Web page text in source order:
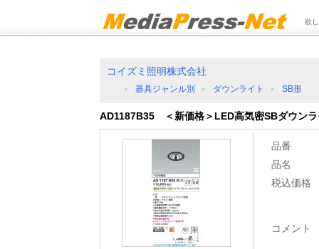
欲
コイズミ照明株式会社
器具ジャンル別 ダウンライト SB形
AD1187B35 ＜新価格＞LED高気密SBダウンラ
品番
品名
税込価格
コメント